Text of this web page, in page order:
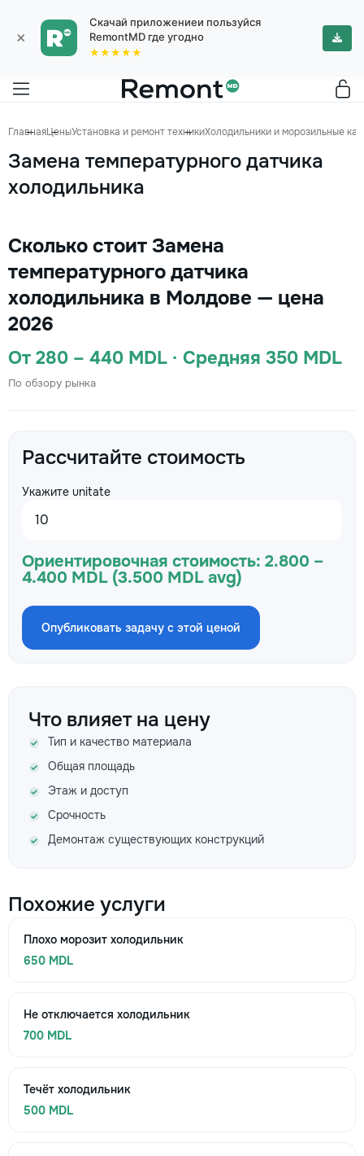
×
Скачай приложениеи пользуйся
RemontMD где угодно
★★★★★
ГлавнаяЦеныУстановка и ремонт техникиХолодильники и морозильные
Замена температурного датчика
холодильника
Сколько стоит Замена
температурного датчика
холодильника в Молдове — цена
2026
От 280 – 440 MDL · Средняя 350 MDL
По обзору рынка
Рассчитайте стоимость
Укажите unitate
Ориентировочная стоимость: 2.800 –
4.400 MDL (3.500 MDL avg)
Опубликовать задачу с этой ценой
Что влияет на цену
Тип и качество материала
Общая площадь
Этаж и доступ
Срочность
Демонтаж существующих конструкций
Похожие услуги
Плохо морозит холодильник
650 MDL
Не отключается холодильник
700 MDL
Течёт холодильник
500 MDL